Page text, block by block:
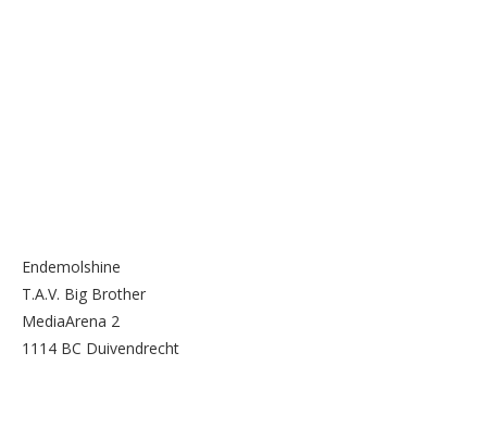
Endemolshine
T.A.V. Big Brother
MediaArena 2
1114 BC Duivendrecht